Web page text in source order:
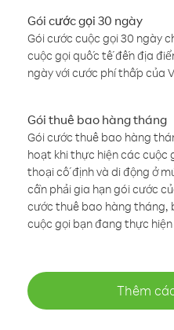
Gói cước gọi 30 ngày
Gói cước cuộc gọi 30 ngày
cuộc gọi quốc tế đến địa
ngày với cước phí thấp của
Gói thuê bao hàng tháng
Gói cước thuê bao hàng
hoạt khi thực hiện các cuộc
thoại cố định và di động ở
cần phải gia hạn gói cước
cước thuê bao hàng tháng,
cuộc gọi bạn đang thực hiện
Thêm